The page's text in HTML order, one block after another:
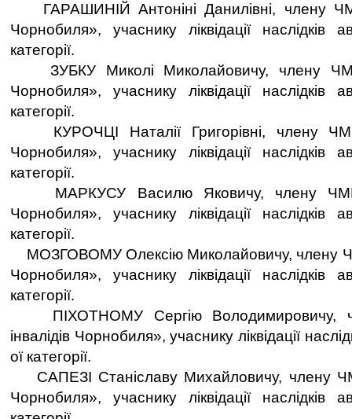
ГАРАШИНІЙ Антоніні Данилівні, члену
Чорнобиля», учаснику ліквідації
категорії.
ЗУБКУ Миколі Миколайовичу, члену
Чорнобиля», учаснику ліквідації
категорії.
КУРОЧЦІ Наталії Григорівні, члену
Чорнобиля», учаснику ліквідації
категорії.
МАРКУСУ Василю Яковичу, члену ЧМГО
Чорнобиля», учаснику ліквідації
категорії.
МОЗГОВОМУ Олексію Миколайовичу, члену
Чорнобиля», учаснику ліквідації
категорії.
ПІХОТНОМУ Сергію Володимировичу,
інвалідів Чорнобиля», учаснику ліквідації
ої категорії.
САПЕЗІ Станіславу Михайловичу, члену
Чорнобиля», учаснику ліквідації